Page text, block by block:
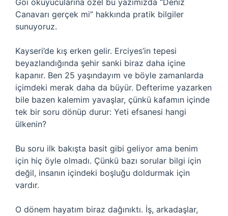
Goi okuyucularına özel bu yazımızda “Deniz
Canavarı gerçek mi” hakkında pratik bilgiler
sunuyoruz.
Kayseri’de kış erken gelir. Erciyes’in tepesi
beyazlandığında şehir sanki biraz daha içine
kapanır. Ben 25 yaşındayım ve böyle zamanlarda
içimdeki merak daha da büyür. Defterime yazarken
bile bazen kalemim yavaşlar, çünkü kafamın içinde
tek bir soru dönüp durur: Yeti efsanesi hangi
ülkenin?
Bu soru ilk bakışta basit gibi geliyor ama benim
için hiç öyle olmadı. Çünkü bazı sorular bilgi için
değil, insanın içindeki boşluğu doldurmak için
vardır.
O dönem hayatım biraz dağınıktı. İş, arkadaşlar,